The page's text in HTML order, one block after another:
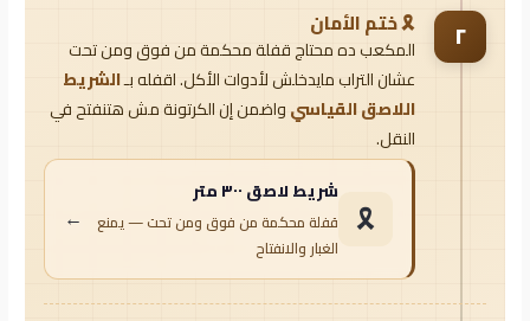
٢ 🎗️ ختم الأمان
المكعب ده محتاج قفلة محكمة من فوق ومن تحت
عشان التراب مايدخلش لأدوات الأكل. اقفله بـالشريط
اللاصق القياسيواضمن إن الكرتونة مش هتنفتح في
النقل.
🎗️
شريط لاصق ٣٠٠ متر
قفلة محكمة من فوق ومن تحت — يمنع
الغبار والانفتاح
←